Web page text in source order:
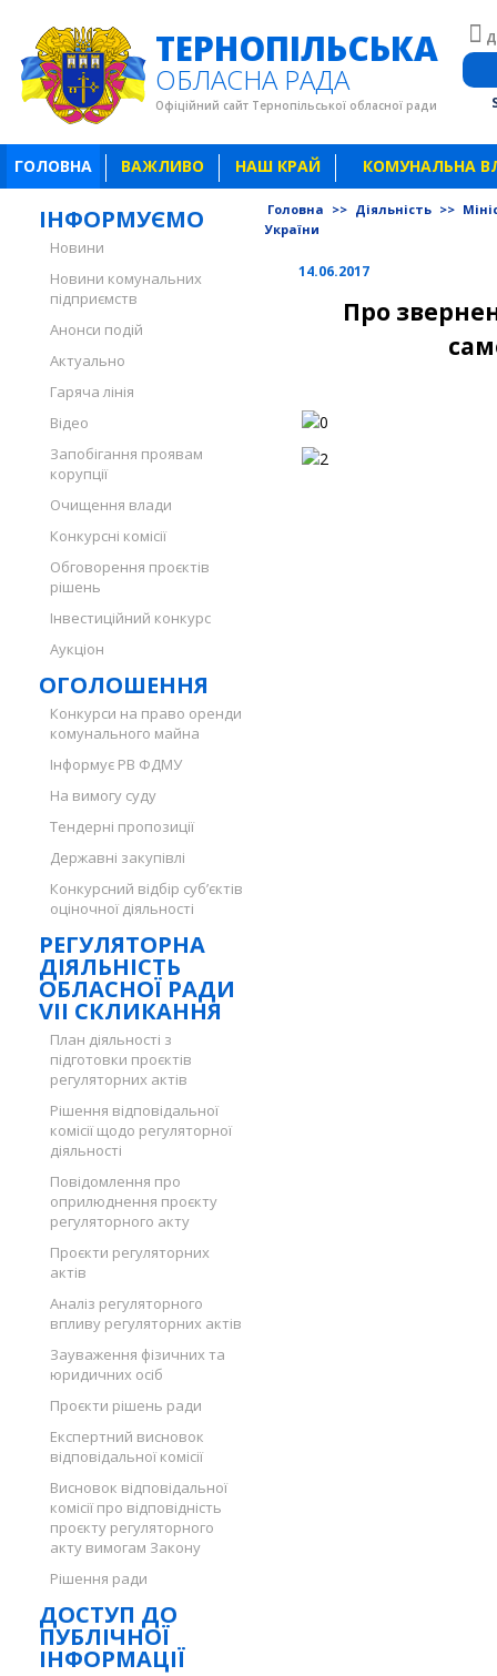
ТЕРНОПІЛЬСЬКА
ОБЛАСНА РАДА
Офіційний сайт Тернопільської обласної ради
ГОЛОВНА ВАЖЛИВО НАШ КРАЙ КОМУНАЛЬНА
ІНФОРМУЄМО
Новини
Новини комунальних
підприємств
Анонси подій
Актуально
Гаряча лінія
Відео
Запобігання проявам
корупції
Очищення влади
Конкурсні комісії
Обговорення проєктів
рішень
Інвестиційний конкурс
Аукціон
ОГОЛОШЕННЯ
Конкурси на право оренди
комунального майна
Інформує РВ ФДМУ
На вимогу суду
Тендерні пропозиції
Державні закупівлі
Конкурсний відбір суб’єктів
оціночної діяльності
РЕГУЛЯТОРНА
ДІЯЛЬНІСТЬ
ОБЛАСНОЇ РАДИ
VII СКЛИКАННЯ
План діяльності з
підготовки проєктів
регуляторних актів
Рішення відповідальної
комісії щодо регуляторної
діяльності
Повідомлення про
оприлюднення проєкту
регуляторного акту
Проєкти регуляторних
актів
Аналіз регуляторного
впливу регуляторних актів
Зауваження фізичних та
юридичних осіб
Проєкти рішень ради
Експертний висновок
відповідальної комісії
Висновок відповідальної
комісії про відповідність
проєкту регуляторного
акту вимогам Закону
Рішення ради
ДОСТУП ДО
ПУБЛІЧНОЇ
ІНФОРМАЦІЇ
Головна >> Діяльність >>
України
14.06.2017
Про